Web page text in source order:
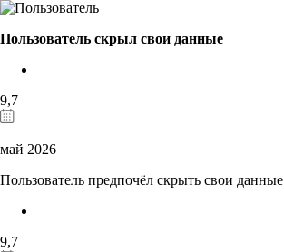
Пользователь скрыл свои данные
9,7
май 2026
Пользователь предпочёл скрыть свои данные
9,7